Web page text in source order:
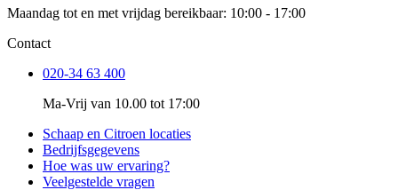
Maandag tot en met vrijdag bereikbaar: 10:00 - 17:00
Contact
020-34 63 400
Ma-Vrij van 10.00 tot 17:00
Schaap en Citroen locaties
Bedrijfsgegevens
Hoe was uw ervaring?
Veelgestelde vragen